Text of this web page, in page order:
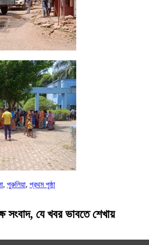
, পুরুলিয়া, প্রথম পৃষ্ঠা
সংবাদ, যে খবর ভাবতে শেখায়